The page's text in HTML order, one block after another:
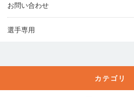
お問い合わせ
選手専用
カテゴリ